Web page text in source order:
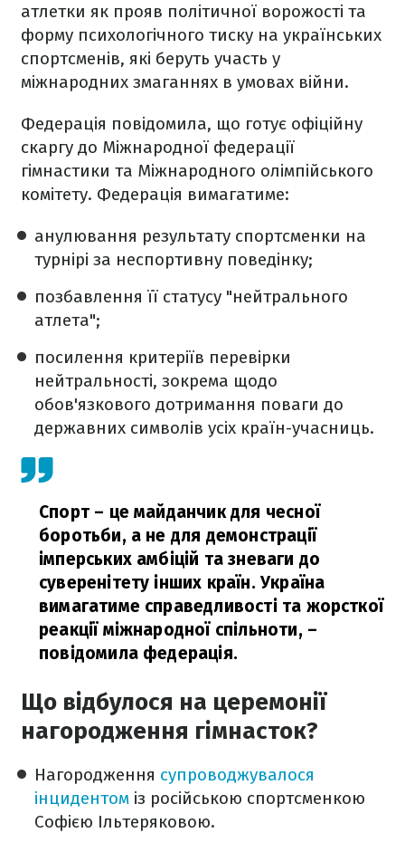
атлетки як прояв політичної ворожості та
форму психологічного тиску на українських
спортсменів, які беруть участь у
міжнародних змаганнях в умовах війни.
Федерація повідомила, що готує офіційну
скаргу до Міжнародної федерації
гімнастики та Міжнародного олімпійського
комітету. Федерація вимагатиме:
анулювання результату спортсменки на
турнірі за неспортивну поведінку;
позбавлення її статусу "нейтрального
атлета";
посилення критеріїв перевірки
нейтральності, зокрема щодо
обов'язкового дотримання поваги до
державних символів усіх країн-учасниць.
Спорт – це майданчик для чесної
боротьби, а не для демонстрації
імперських амбіцій та зневаги до
суверенітету інших країн. Україна
вимагатиме справедливості та жорсткої
реакції міжнародної спільноти, –
повідомила федерація.
Що відбулося на церемонії
нагородження гімнасток?
Нагородження супроводжувалося
інцидентом із російською спортсменкою
Софією Ільтеряковою.